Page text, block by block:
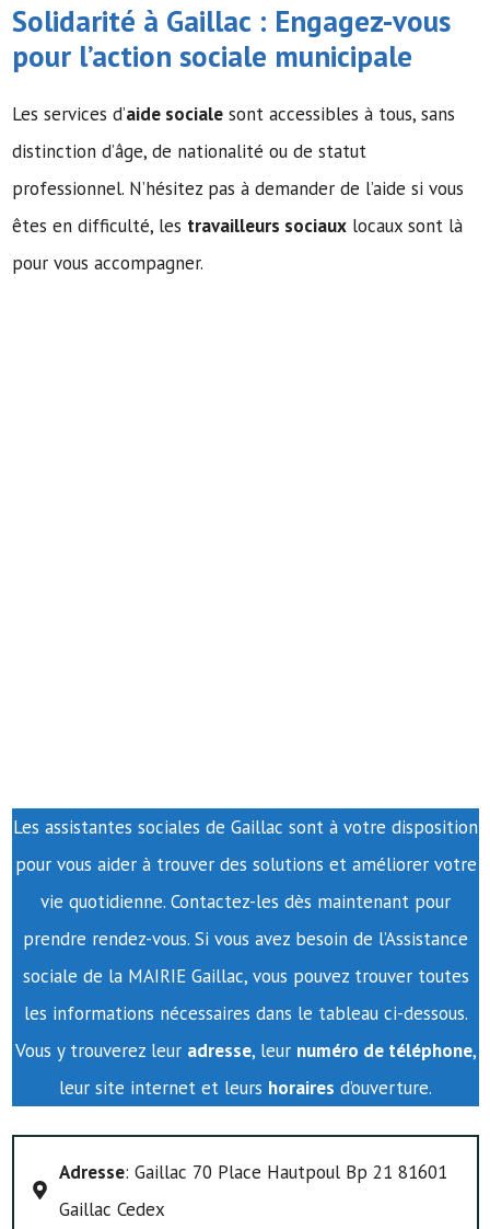
Solidarité à Gaillac : Engagez-vous
pour l’action sociale municipale
Les services d’aide sociale sont accessibles à tous, sans
distinction d’âge, de nationalité ou de statut
professionnel. N’hésitez pas à demander de l’aide si vous
êtes en difficulté, les travailleurs sociaux locaux sont là
pour vous accompagner.
Les assistantes sociales de Gaillac sont à votre disposition
pour vous aider à trouver des solutions et améliorer votre
vie quotidienne. Contactez-les dès maintenant pour
prendre rendez-vous. Si vous avez besoin de l’Assistance
sociale de la MAIRIE Gaillac, vous pouvez trouver toutes
les informations nécessaires dans le tableau ci-dessous.
Vous y trouverez leur adresse, leur numéro de téléphone,
leur site internet et leurs horaires d’ouverture.
Adresse: Gaillac 70 Place Hautpoul Bp 21 81601
Gaillac Cedex